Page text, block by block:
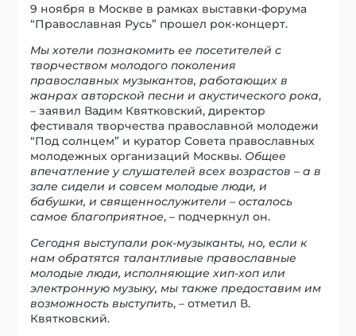
9 ноября в Москве в рамках выставки-форума
“Православная Русь” прошел рок-концерт.
Мы хотели познакомить ее посетителей с
творчеством молодого поколения
православных музыкантов, работающих в
жанрах авторской песни и акустического рока,
– заявил Вадим Квятковский, директор
фестиваля творчества православной молодежи
“Под солнцем” и куратор Совета православных
молодежных организаций Москвы. Общее
впечатление у слушателей всех возрастов – а в
зале сидели и совсем молодые люди, и
бабушки, и священнослужители – осталось
самое благоприятное, – подчеркнул он.
Сегодня выступали рок-музыканты, но, если к
нам обратятся талантливые православные
молодые люди, исполняющие хип-хоп или
электронную музыку, мы также предоставим им
возможность выступить, – отметил В.
Квятковский.